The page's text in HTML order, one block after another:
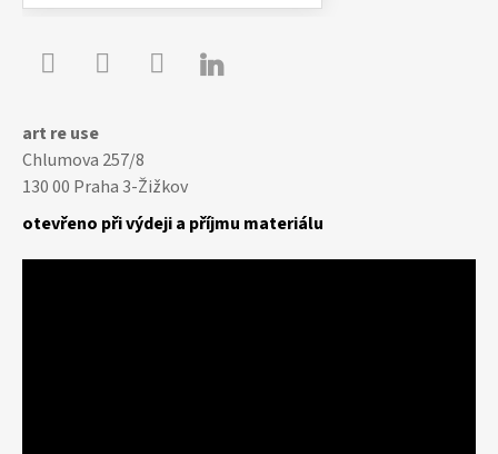

art re use
Chlumova 257/8
130 00 Praha 3-Žižkov
otevřeno při výdeji a příjmu materiálu